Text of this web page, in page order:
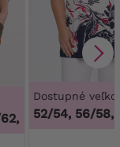
,48/50, 52/54,
Dostupné
52/54, 56/58,